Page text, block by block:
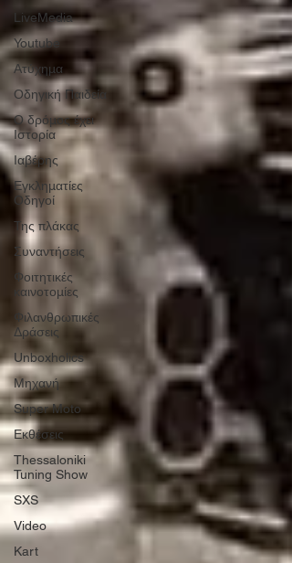
LiveMedia
Youtube
Ατύχημα
Οδηγική Παιδεία
Ο δρόμος έχει
Ιστορία
Ιαβέρης
Εγκληματίες
Οδηγοί
Της πλάκας
Συναντήσεις
Φοιτητικές
καινοτομίες
Φιλανθρωπικές
Δράσεις
Unboxholics
Μηχανή
Super Moto
Εκθέσεις
Thessaloniki
Tuning Show
SXS
Video
Kart